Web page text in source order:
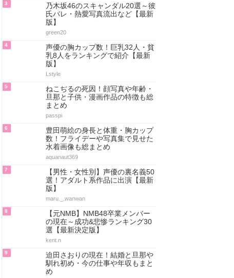
3
乃木坂46のスキャンダル20選～彼
氏バレ・熱愛写真流出など【最新
版】
green20
4
声優の胸カップ数！巨乳32人・貧
乳8人をランキングで紹介【最新
版】
Lstyle
5
ねこぢるの死因！顔写真や年齢・
旦那と子供・漫画作品の特徴も総
まとめ
passpi
6
豊田萌絵の身長と体重・胸カップ
数！フライデーや写真集で見せた
水着画像も総まとめ
aquanaut369
7
【男性・女性別】声優の裏名義50
選！アダルト系作品に出演【最新
版】
maru._.wanwan
8
【元NMB】NMB48卒業メンバー
の現在～成功&悲惨ランキング30
選【最新決定版】
kent.n
9
迫田さおりの現在！結婚と旦那や
馴れ初め・今の仕事や年収もまと
め